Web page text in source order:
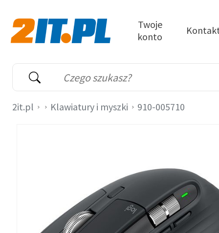
Wyszukiwarka
Słowo kluczowe
Twoje
konto
2it.pl Klawiatury i myszki 910-005710